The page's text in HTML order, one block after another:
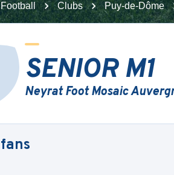
Football Clubs Puy-de-Dôme
SENIOR M1
Neyrat Foot Mosaic
fans